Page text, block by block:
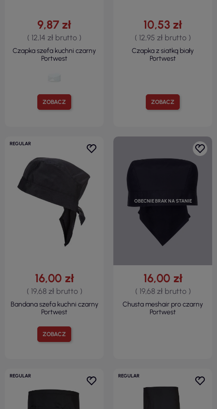
ZOBACZ
9,87 zł
( 12,14 zł brutto )
Czapka szefa kuchni czarny
Portwest
ZOBACZ
10,53 zł
( 12,95 zł brutto )
Czapka z siatką biały
Portwest
REGULAR
ZOBACZ
16,00 zł
( 19,68 zł brutto )
Bandana szefa kuchni czarny
Portwest
OBECNIE BRAK NA STANIE
16,00 zł
( 19,68 zł brutto )
Chusta meshair pro czarny
Portwest
REGULAR REGULAR